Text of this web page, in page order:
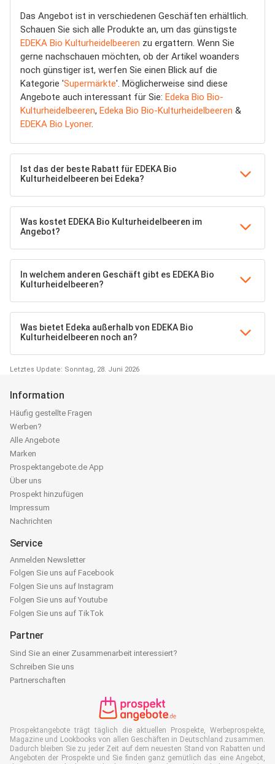
Das Angebot ist in verschiedenen Geschäften erhältlich.
Schauen Sie sich alle Produkte an, um das günstigste
EDEKA Bio Kulturheidelbeeren zu ergattern. Wenn Sie
gerne nachschauen möchten, ob der Artikel woanders
noch günstiger ist, werfen Sie einen Blick auf die
Kategorie 'Supermärkte'. Möglicherweise sind diese
Angebote auch interessant für Sie: Edeka Bio Bio-
Kulturheidelbeeren, Edeka Bio Bio-Kulturheidelbeeren &
EDEKA Bio Lyoner.
Ist das der beste Rabatt für EDEKA Bio
Kulturheidelbeeren bei Edeka?
Was kostet EDEKA Bio Kulturheidelbeeren im
Angebot?
In welchem anderen Geschäft gibt es EDEKA Bio
Kulturheidelbeeren?
Was bietet Edeka außerhalb von EDEKA Bio
Kulturheidelbeeren noch an?
Letztes Update: Sonntag, 28. Juni 2026
Information
Häufig gestellte Fragen
Werben?
Alle Angebote
Marken
Prospektangebote.de App
Über uns
Prospekt hinzufügen
Impressum
Nachrichten
Service
Anmelden Newsletter
Folgen Sie uns auf Facebook
Folgen Sie uns auf Instagram
Folgen Sie uns auf Youtube
Folgen Sie uns auf TikTok
Partner
Sind Sie an einer Zusammenarbeit interessiert?
Schreiben Sie uns
Partnerschaften
Prospektangebote trägt täglich die aktuellen Prospekte, Werbeprospekte,
Magazine und Lookbooks von allen Geschäften in Deutschland zusammen.
Dadurch bleiben Sie zu jeder Zeit auf dem neuesten Stand von Rabatten und
Angeboten der Prospekte und Sie finden ganz gemütlich das eine Angebot,